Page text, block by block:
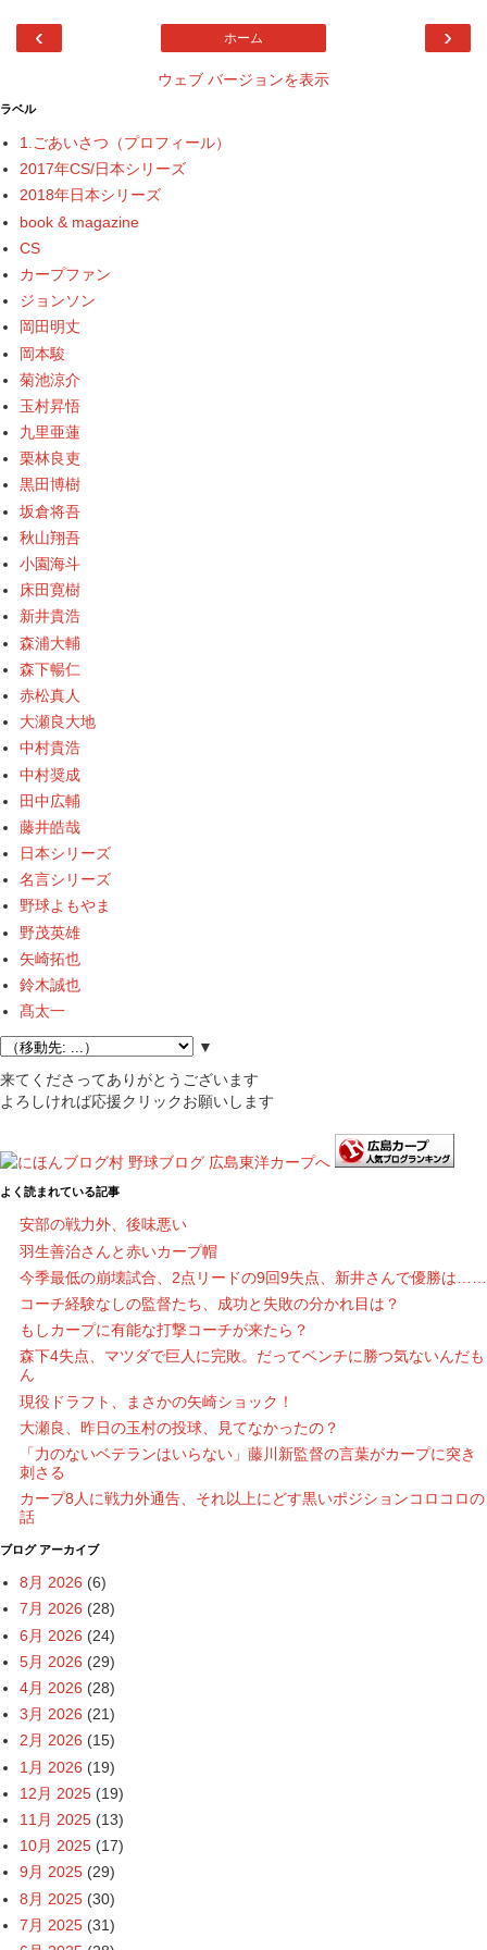
‹ ›
ホーム
ウェブ バージョンを表示
ラベル
1.ごあいさつ（プロフィール）
2017年CS/日本シリーズ
2018年日本シリーズ
book & magazine
CS
カープファン
ジョンソン
岡田明丈
岡本駿
菊池涼介
玉村昇悟
九里亜蓮
栗林良吏
黒田博樹
坂倉将吾
秋山翔吾
小園海斗
床田寛樹
新井貴浩
森浦大輔
森下暢仁
赤松真人
大瀬良大地
中村貴浩
中村奨成
田中広輔
藤井皓哉
日本シリーズ
名言シリーズ
野球よもやま
野茂英雄
矢崎拓也
鈴木誠也
髙太一
▼
来てくださってありがとうございます
よろしければ応援クリックお願いします
よく読まれている記事
安部の戦力外、後味悪い
羽生善治さんと赤いカープ帽
今季最低の崩壊試合、2点リードの9回9失点、新井さんで優勝は……
コーチ経験なしの監督たち、成功と失敗の分かれ目は？
もしカープに有能な打撃コーチが来たら？
森下4失点、マツダで巨人に完敗。だってベンチに勝つ気ないんだも
ん
現役ドラフト、まさかの矢崎ショック！
大瀬良、昨日の玉村の投球、見てなかったの？
「力のないベテランはいらない」藤川新監督の言葉がカープに突き
刺さる
カープ8人に戦力外通告、それ以上にどす黒いポジションコロコロの
話
ブログ アーカイブ
8月 2026 (6)
7月 2026 (28)
6月 2026 (24)
5月 2026 (29)
4月 2026 (28)
3月 2026 (21)
2月 2026 (15)
1月 2026 (19)
12月 2025 (19)
11月 2025 (13)
10月 2025 (17)
9月 2025 (29)
8月 2025 (30)
7月 2025 (31)